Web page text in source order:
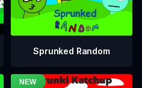
Sprunked Random